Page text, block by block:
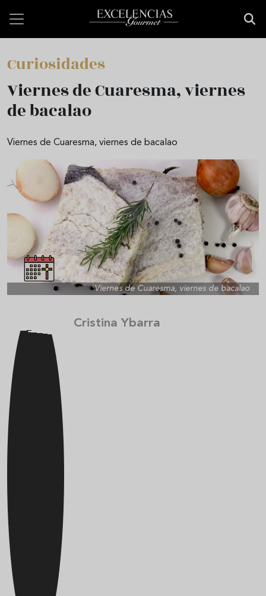
Curiosidades
Viernes de Cuaresma, viernes
de bacalao
Viernes de Cuaresma, viernes de bacalao
Viernes de Cuaresma, viernes de bacalao
Cristina Ybarra